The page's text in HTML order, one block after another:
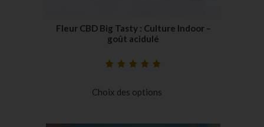
Fleur CBD Big Tasty : Culture Indoor –
goût acidulé
notations
Choix des options